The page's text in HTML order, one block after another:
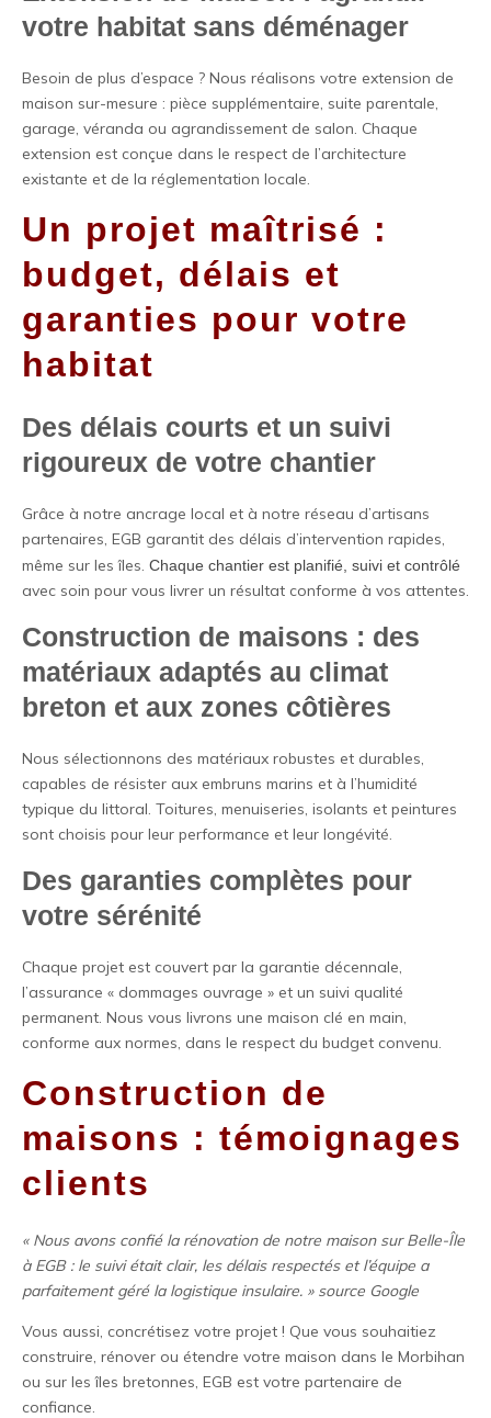
votre habitat sans déménager
Besoin de plus d’espace ? Nous réalisons votre extension de
maison sur-mesure : pièce supplémentaire, suite parentale,
garage, véranda ou agrandissement de salon. Chaque
extension est conçue dans le respect de l’architecture
existante et de la réglementation locale.
Un projet maîtrisé :
budget, délais et
garanties pour votre
habitat
Des délais courts et un suivi
rigoureux de votre chantier
Grâce à notre ancrage local et à notre réseau d’artisans
partenaires, EGB garantit des délais d’intervention rapides,
même sur les îles. Chaque chantier est planifié, suivi et contrôlé
avec soin pour vous livrer un résultat conforme à vos attentes.
Construction de maisons : des
matériaux adaptés au climat
breton et aux zones côtières
Nous sélectionnons des matériaux robustes et durables,
capables de résister aux embruns marins et à l’humidité
typique du littoral. Toitures, menuiseries, isolants et peintures
sont choisis pour leur performance et leur longévité.
Des garanties complètes pour
votre sérénité
Chaque projet est couvert par la garantie décennale,
l’assurance « dommages ouvrage » et un suivi qualité
permanent. Nous vous livrons une maison clé en main,
conforme aux normes, dans le respect du budget convenu.
Construction de
maisons : témoignages
clients
« Nous avons confié la rénovation de notre maison sur Belle-Île
à EGB : le suivi était clair, les délais respectés et l’équipe a
parfaitement géré la logistique insulaire. » source Google
Vous aussi, concrétisez votre projet ! Que vous souhaitiez
construire, rénover ou étendre votre maison dans le Morbihan
ou sur les îles bretonnes, EGB est votre partenaire de
confiance.